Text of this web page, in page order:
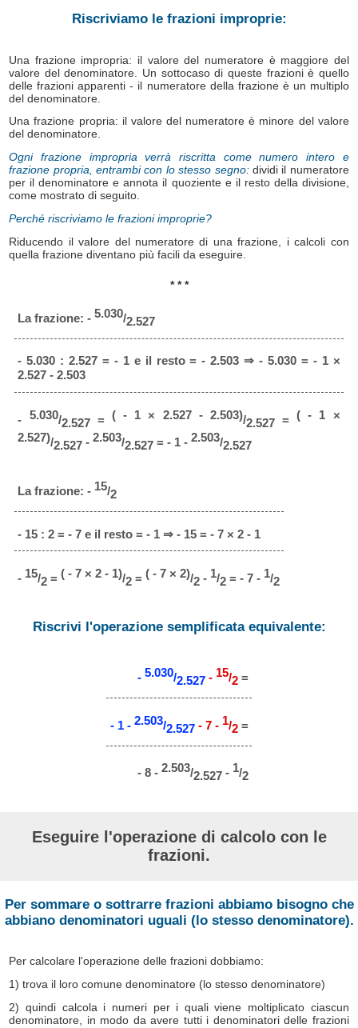
Riscriviamo le frazioni improprie:
Una frazione impropria: il valore del numeratore è maggiore del
valore del denominatore. Un sottocaso di queste frazioni è quello
delle frazioni apparenti - il numeratore della frazione è un multiplo
del denominatore.
Una frazione propria: il valore del numeratore è minore del valore
del denominatore.
Ogni frazione impropria verrà riscritta come numero intero e
frazione propria, entrambi con lo stesso segno:dividi il numeratore
per il denominatore e annota il quoziente e il resto della divisione,
come mostrato di seguito.
Perché riscriviamo le frazioni improprie?
Riducendo il valore del numeratore di una frazione, i calcoli con
quella frazione diventano più facili da eseguire.
* * *
La frazione: -5.030/2.527
- 5.030 : 2.527 = - 1 e il resto = - 2.503 ⇒ - 5.030 = - 1 ×
2.527 - 2.503
- 5.030/2.527= ( - 1 × 2.527 - 2.503)/2.527=( - 1 ×
2.527)/2.527 -2.503/2.527 = - 1 -2.503/2.527
La frazione: - 15/2
- 15 : 2 = - 7 e il resto = - 1 ⇒ - 15 = - 7 × 2 - 1
- 15/2 =( - 7 × 2 - 1)/2 =( - 7 × 2)/2 - 1/2 = - 7 - 1/2
Riscrivi l'operazione semplificata equivalente:
- 5.030/2.527- 15/2=
- 1 - 2.503/2.527- 7 - 1/2=
- 8 - 2.503/2.527- 1/2
Eseguire l'operazione di calcolo con le
frazioni.
Per sommare o sottrarre frazioni abbiamo bisogno che
abbiano denominatori uguali (lo stesso denominatore).
Per calcolare l'operazione delle frazioni dobbiamo:
1) trova il loro comune denominatore (lo stesso denominatore)
2) quindi calcola i numeri per i quali viene moltiplicato ciascun
denominatore, in modo da avere tutti i denominatori delle frazioni